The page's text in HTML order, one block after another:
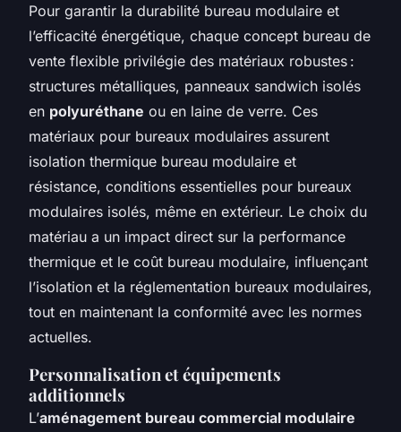
Pour garantir la durabilité bureau modulaire et
l’efficacité énergétique, chaque concept bureau de
vente flexible privilégie des matériaux robustes :
structures métalliques, panneaux sandwich isolés
en polyuréthane ou en laine de verre. Ces
matériaux pour bureaux modulaires assurent
isolation thermique bureau modulaire et
résistance, conditions essentielles pour bureaux
modulaires isolés, même en extérieur. Le choix du
matériau a un impact direct sur la performance
thermique et le coût bureau modulaire, influençant
l’isolation et la réglementation bureaux modulaires,
tout en maintenant la conformité avec les normes
actuelles.
Personnalisation et équipements
additionnels
L’aménagement bureau commercial modulaire